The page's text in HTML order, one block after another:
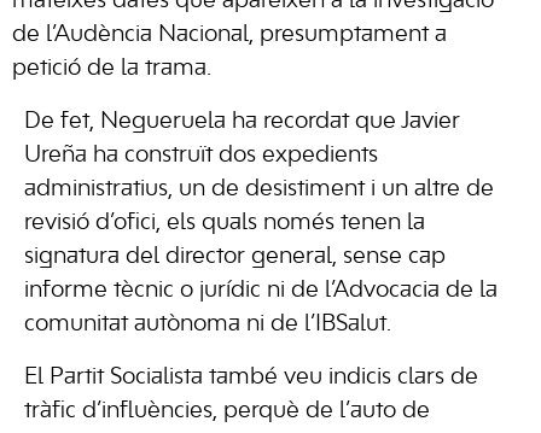
de l’Audència Nacional, presumptament a
petició de la trama.
De fet, Negueruela ha recordat que Javier
Ureña ha construït dos expedients
administratius, un de desistiment i un altre de
revisió d’ofici, els quals només tenen la
signatura del director general, sense cap
informe tècnic o jurídic ni de l’Advocacia de la
comunitat autònoma ni de l’IBSalut.
El Partit Socialista també veu indicis clars de
tràfic d’influències, perquè de l’auto de